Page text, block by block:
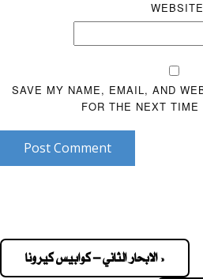
WEBSITE
SAVE MY NAME, EMAIL, AND
FOR THE NEXT TIME
Post Comment
« الابحار الثاني – كوابيس كيرونا